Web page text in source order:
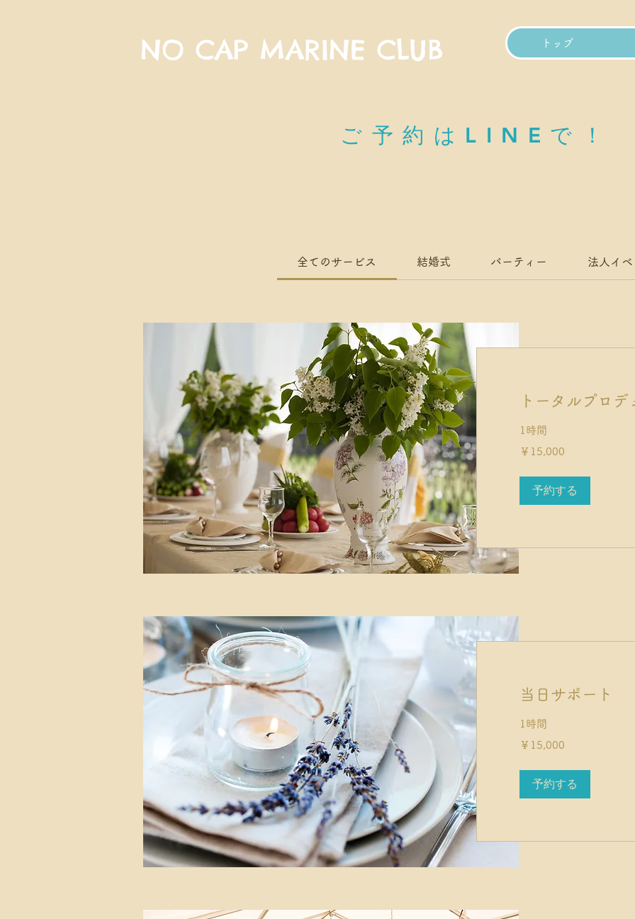
NO CAP MARINE CLUB トップ
​ご予約はLINEで！
全てのサービス 結婚式 パーティー 法人イ
トータルプロデ
1時間
円
￥15,000
予約する
当日サポート
1時間
円
￥15,000
予約する